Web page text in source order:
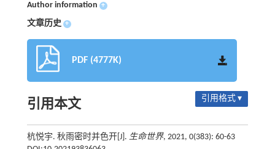
Author information +
文章历史 +
PDF (4777K)
引用本文 引用格式 ▾
杭悦宇. 秋雨密时并色开[J]. 生命世界, 2021, 0(383): 60-63